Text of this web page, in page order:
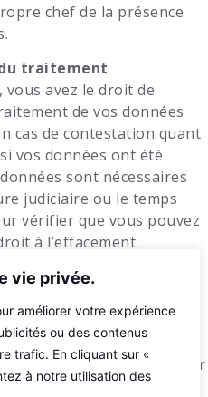
vie privée.
améliorer votre expérience
ou des contenus
trafic. En cliquant sur «
à notre utilisation des
chef de la présence
traitement
avez le droit de
de vos données
cas de contestation quant
vos données ont été
sont nécessaires
judiciaire ou le temps
vérifier que vous pouvez
à l’effacement.
données personnelles.
de vos données
ne parvienne à démontrer
impérieux en faveur du